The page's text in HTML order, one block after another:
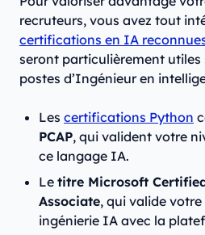
recruteurs, vous avez tout
certifications en IA
seront particulièrement utiles
postes d’Ingénieur en
Les certifications Python
PCAP, qui valident votre
ce langage IA.
Le titre Microsoft
Associate, qui valide
ingénierie IA avec la